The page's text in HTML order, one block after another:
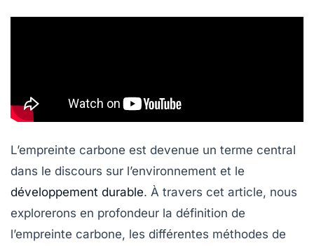
L’empreinte carbone est devenue un terme central
dans le discours sur l’environnement et le
développement durable. À travers cet article, nous
explorerons en profondeur la définition de
l’empreinte carbone, les différentes méthodes de